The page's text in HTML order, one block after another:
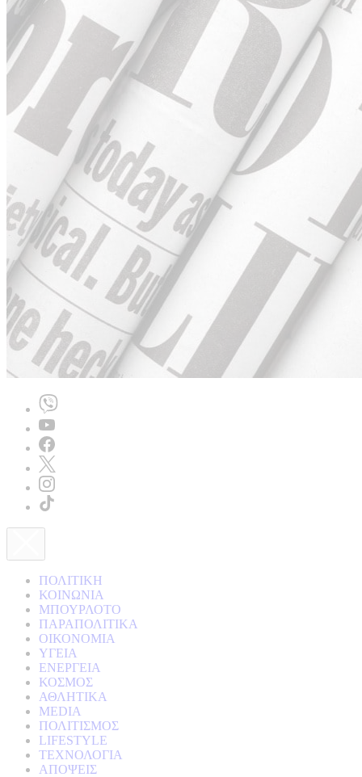
ΠΟΛΙΤΙΚΗ
ΚΟΙΝΩΝΙΑ
ΜΠΟΥΡΛΟΤΟ
ΠΑΡΑΠΟΛΙΤΙΚΑ
ΟΙΚΟΝΟΜΙΑ
ΥΓΕΙΑ
ΕΝΕΡΓΕΙΑ
ΚΟΣΜΟΣ
ΑΘΛΗΤΙΚΑ
MEDIA
ΠΟΛΙΤΙΣΜΟΣ
LIFESTYLE
ΤΕΧΝΟΛΟΓΙΑ
ΑΠΟΨΕΙΣ